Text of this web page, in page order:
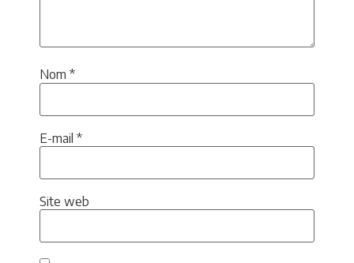
Nom *
E-mail *
Site web